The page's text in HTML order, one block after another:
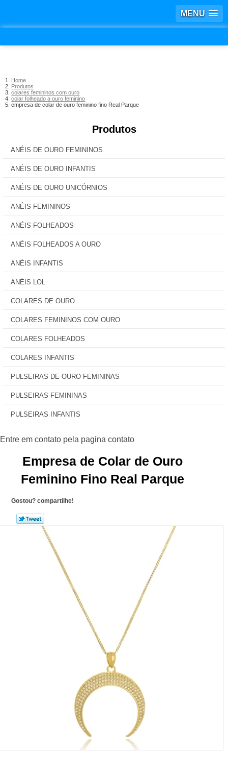
MENU
Home
Produtos
colares femininos com ouro
colar folheado a ouro feminino
empresa de colar de ouro feminino fino Real Parque
Produtos
ANÉIS DE OURO FEMININOS
ANÉIS DE OURO INFANTIS
ANÉIS DE OURO UNICÓRNIOS
ANÉIS FEMININOS
ANÉIS FOLHEADOS
ANÉIS FOLHEADOS A OURO
ANÉIS INFANTIS
ANÉIS LOL
COLARES DE OURO
COLARES FEMININOS COM OURO
COLARES FOLHEADOS
COLARES INFANTIS
PULSEIRAS DE OURO FEMININAS
PULSEIRAS FEMININAS
PULSEIRAS INFANTIS
Empresa de Colar de Ouro
Feminino Fino Real Parque
Gostou? compartilhe!